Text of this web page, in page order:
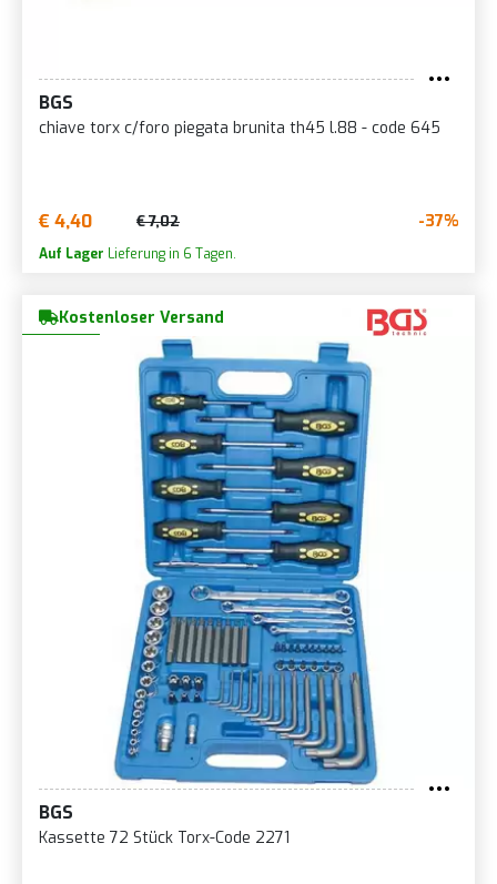
BGS
chiave torx c/foro piegata brunita th45 l.88 - code 645
€ 4,40 € 7,02 -37%
Auf Lager Lieferung in 6 Tagen.
Kostenloser Versand
BGS
Kassette 72 Stück Torx-Code 2271